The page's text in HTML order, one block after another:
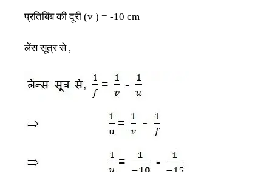
प्रतिबिंबकीदूरी (v ) = -10 cm
लेंससूत्रसे,